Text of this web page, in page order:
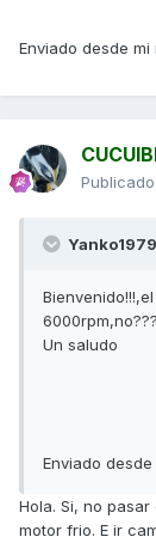
Enviado desde
Publicado
6000rpm,no???
Un saludo
Enviado
Hola. Si, no
motor frio. E ir